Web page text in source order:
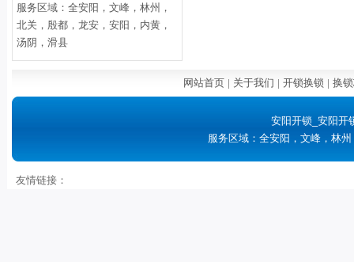
服务区域：全安阳，文峰，林州，
北关，殷都，龙安，安阳，内黄，
汤阴，滑县
网站首页 | 关于我们 | 开锁换锁 | 换
安阳开锁_安阳开
服务区域：全安阳，文峰，林
友情链接：